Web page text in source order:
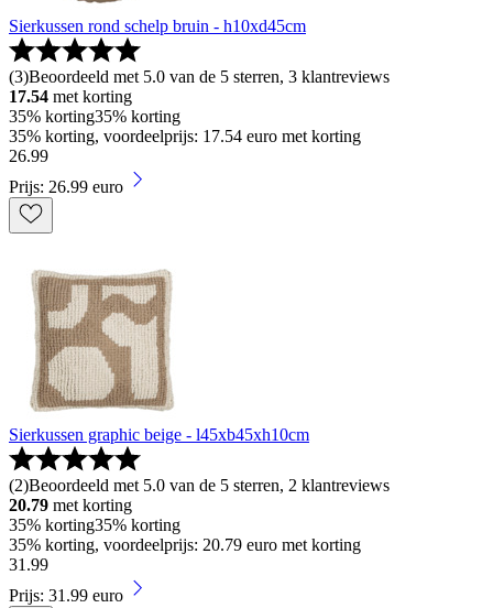
Sierkussen rond schelp bruin - h10xd45cm
(3)Beoordeeld met 5.0 van de 5 sterren, 3 klantreviews
17.54 met korting
35% korting35% korting
35% korting, voordeelprijs: 17.54 euro met korting
26.99
Prijs: 26.99 euro
Sierkussen graphic beige - l45xb45xh10cm
(2)Beoordeeld met 5.0 van de 5 sterren, 2 klantreviews
20.79 met korting
35% korting35% korting
35% korting, voordeelprijs: 20.79 euro met korting
31 .99
Prijs: 31.99 euro